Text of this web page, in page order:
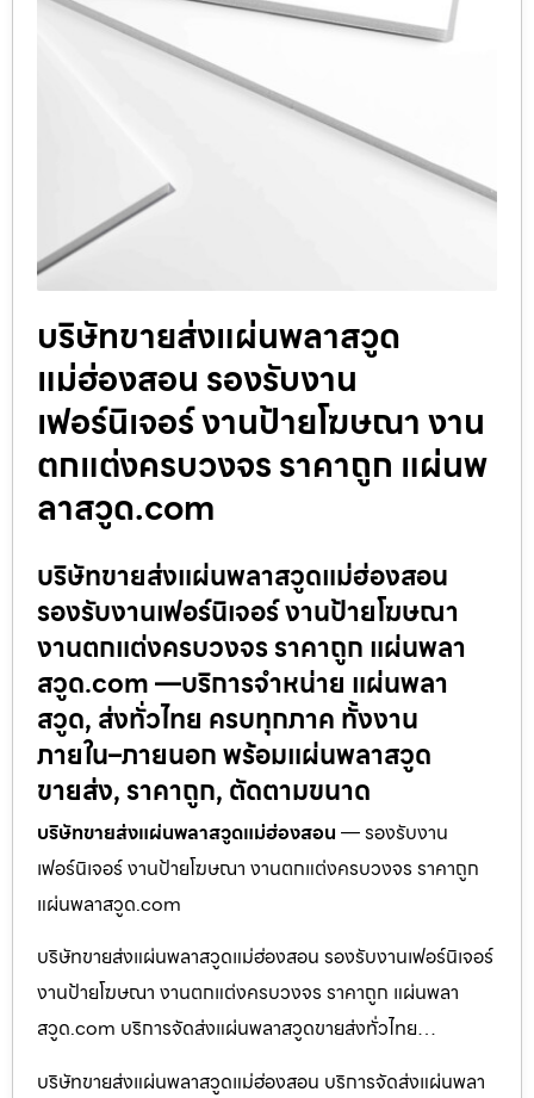
บริษัทขายส่งแผ่นพลาสวูด
แม่ฮ่องสอน รองรับงาน
เฟอร์นิเจอร์ งานป้ายโฆษณา งาน
ตกแต่งครบวงจร ราคาถูก แผ่นพ
ลาสวูด.com
บริษัทขายส่งแผ่นพลาสวูดแม่ฮ่องสอน
รองรับงานเฟอร์นิเจอร์ งานป้ายโฆษณา
งานตกแต่งครบวงจร ราคาถูก แผ่นพลา
สวูด.com —บริการจำหน่าย แผ่นพลา
สวูด, ส่งทั่วไทย ครบทุกภาค ทั้งงาน
ภายใน–ภายนอก พร้อมแผ่นพลาสวูด
ขายส่ง, ราคาถูก, ตัดตามขนาด
บริษัทขายส่งแผ่นพลาสวูดแม่ฮ่องสอน — รองรับงาน
เฟอร์นิเจอร์ งานป้ายโฆษณา งานตกแต่งครบวงจร ราคาถูก
แผ่นพลาสวูด.com
บริษัทขายส่งแผ่นพลาสวูดแม่ฮ่องสอน รองรับงานเฟอร์นิเจอร์
งานป้ายโฆษณา งานตกแต่งครบวงจร ราคาถูก แผ่นพลา
สวูด.com บริการจัดส่งแผ่นพลาสวูดขายส่งทั่วไทย…
บริษัทขายส่งแผ่นพลาสวูดแม่ฮ่องสอน บริการจัดส่งแผ่นพลา